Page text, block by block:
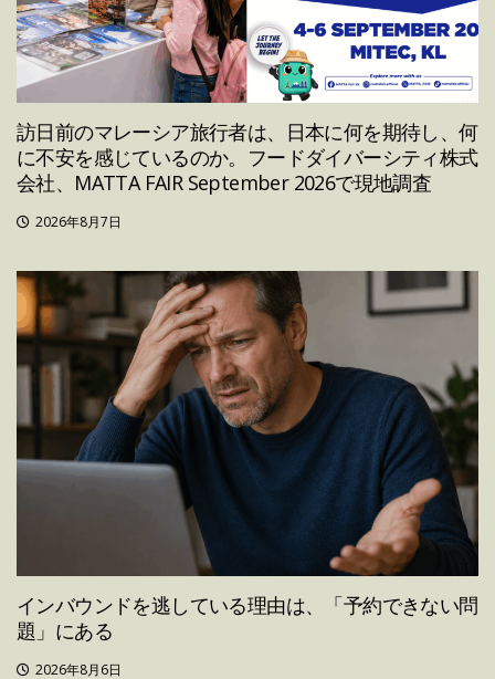
訪日前のマレーシア旅行者は、日本に何を期待し、何
に不安を感じているのか。フードダイバーシティ株式
会社、MATTA FAIR September 2026で現地調査
2026年8月7日
インバウンドを逃している理由は、「予約できない問
題」にある
2026年8月6日